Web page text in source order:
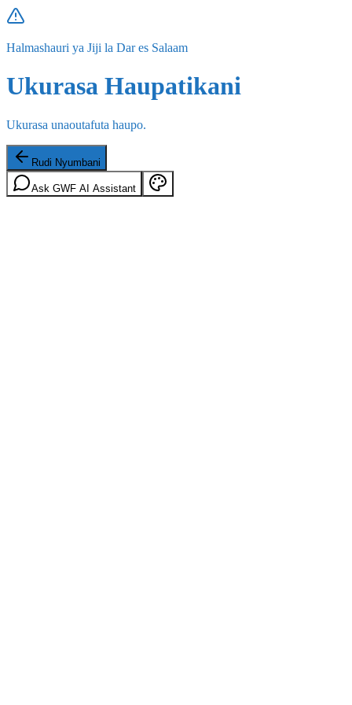
Halmashauri ya Jiji la Dar es Salaam
Ukurasa Haupatikani
Ukurasa unaoutafuta haupo.
Rudi Nyumbani
Ask GWF AI Assistant